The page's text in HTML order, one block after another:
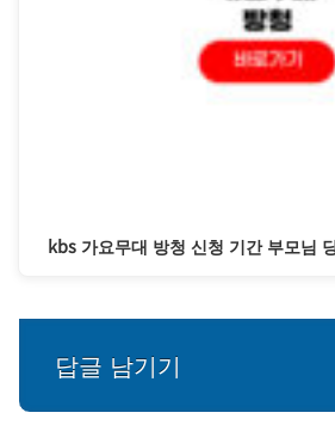
kbs 가요무대 방청 신청 기간 부모님
답글 남기기